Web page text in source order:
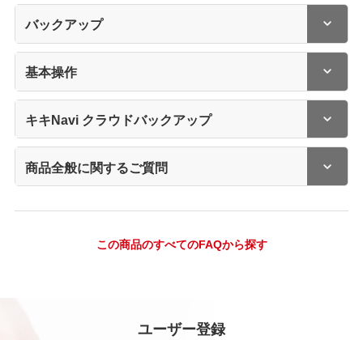
バックアップ
基本操作
キキNavi クラウドバックアップ
商品全般に関するご質問
この商品のすべてのFAQから探す
ユーザー登録